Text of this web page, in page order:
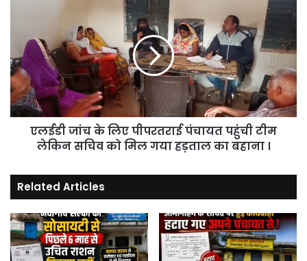
राजनीति
ही
होती
रही
।
पीपरतराई
पंचायत
पहुंची
टीम
लेकिन
गया
हड़ताल
का
बहाना
।
एलईडी जांच के लिए पीपरतराई पंचायत पहुंची टीम
लेकिन सचिव को मिल गया हड़ताल का बहाना ।
Related Articles